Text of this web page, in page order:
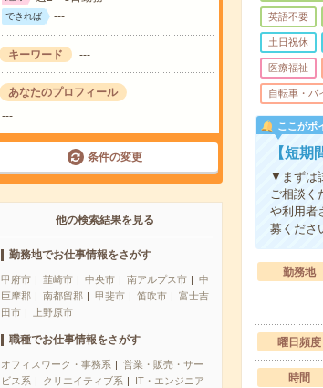
できれば ---
キーワード ---
あなたのプロフィール
---
条件の変更
他の検索結果を見る
勤務地でお仕事情報をさがす
甲府市 韮崎市 中央市 南アルプス市
中
巨摩郡
南都留郡 甲斐市 笛吹市
富士吉
田市
上野原市
職種でお仕事情報をさがす
オフィスワーク・事務系
営業・販売・サー
ビス系
クリエイティブ系
IT・エンジニア
英語不要
土日祝休
医療福祉
自転車・バ
ここがポ
【短
▼まずは
ご相談く
や利用者
募くださ
勤務地
曜日頻度
時間